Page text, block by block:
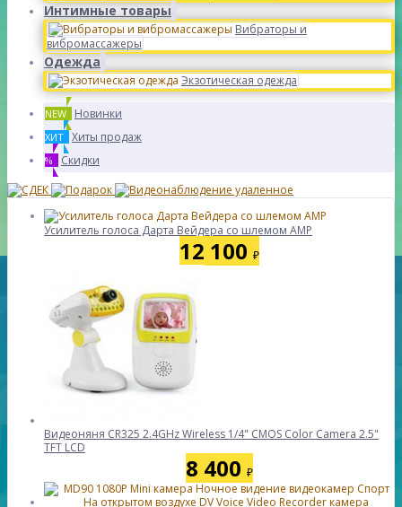
Интимные товары
Вибраторы и
вибромассажеры
Одежда
Экзотическая одежда
NEW Новинки
ХИТ Хиты продаж
% Скидки
Усилитель голоса Дарта Вейдера со шлемом AMP
12 100 ₽
Видеоняня CR325 2.4GHz Wireless 1/4" CMOS Color Camera 2.5"
TFT LCD
8 400 ₽